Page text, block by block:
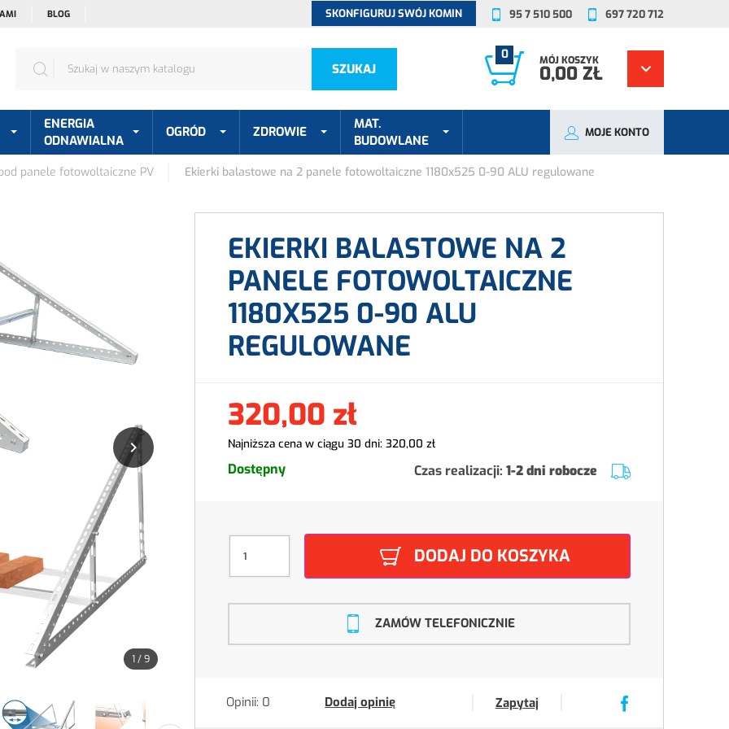
BLOG SKONFIGURUJ SWÓJ KOMIN 95 7 510 500 697 720 712
SZUKAJ
0 MÓJ KOSZYK
0,00 ZŁ
ENERGIA
ODNAWIALNA
OGRÓD ZDROWIE
MAT.
BUDOWLANE
MOJE KONTO
panele fotowoltaiczne PV Ekierki balastowe na 2 panele fotowoltaiczne 1180x525 0-90 ALU regulowane

1/9
EKIERKI BALASTOWE NA 2
PANELE FOTOWOLTAICZNE
1180X525 0-90 ALU
REGULOWANE
320,00 zł
Najniższa cena w ciągu 30 dni: 320,00 zł
Dostępny Czas realizacji: 1-2 dni robocze
DODAJ DO KOSZYKA
ZAMÓW TELEFONICZNIE
Opinii: 0 Dodaj opinię Zapytaj